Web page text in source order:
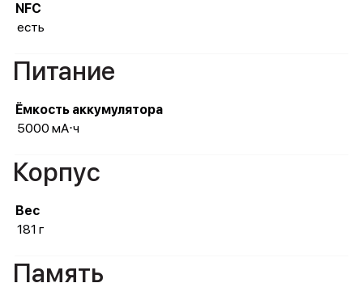
NFC
есть
Питание
Ёмкость аккумулятора
5000 мА⋅ч
Корпус
Вес
181 г
Память